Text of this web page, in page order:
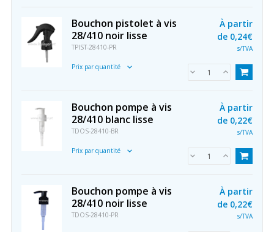
Bouchon pistolet à vis
28/410 noir lisse
TPIST-28410-PR
Prix par quantité
À partir
de 0,24€
s/TVA
Bouchon pompe à vis
28/410 blanc lisse
TDOS-28410-BR
Prix par quantité
À partir
de 0,22€
s/TVA
Bouchon pompe à vis
28/410 noir lisse
TDOS-28410-PR
À partir
de 0,22€
s/TVA